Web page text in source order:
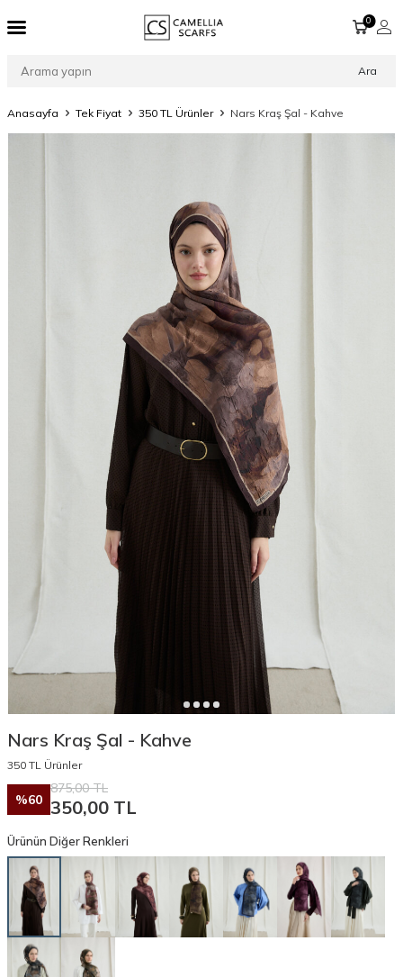
Ara
0
Anasayfa Tek Fiyat 350 TL Ürünler Nars Kraş Şal - Kahve
Nars Kraş Şal - Kahve
350 TL Ürünler
%60
875,00TL
350,00 TL
Ürünün Diğer Renkleri